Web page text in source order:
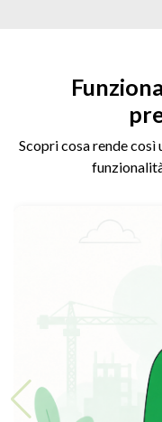
Scopri cosa rende così